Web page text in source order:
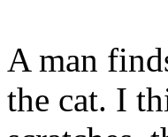
A man
the cat. I